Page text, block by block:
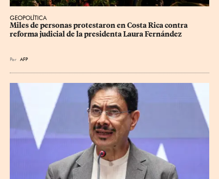
GEOPOLÍTICA
Miles de personas protestaron en Costa Rica contra
reforma judicial de la presidenta Laura Fernández
Por AFP